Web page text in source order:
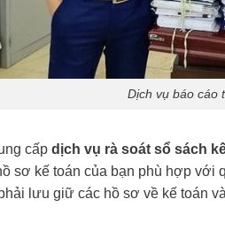
Dịch vụ báo cáo
cấp dịch vụ rà soát sổ sách
sơ kế toán của bạn phù hợp với
lưu giữ các hồ sơ về kế toán